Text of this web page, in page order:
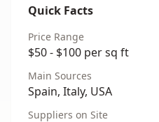
Quick Facts
Price Range
$50 - $100 per sq ft
Main Sources
Spain, Italy, USA
Suppliers on Site